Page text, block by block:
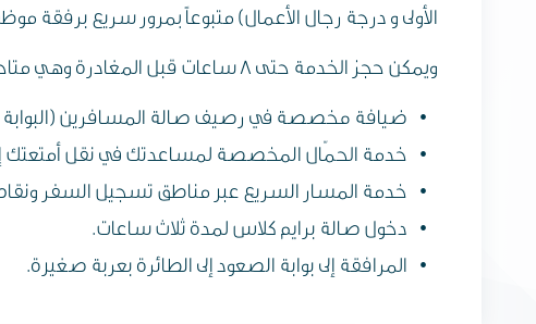
الأولى و درجة رجال الأعمال) متبوعاً بمرور سريع برفقة
ويمكن حجز الخدمة حتى 8 ساعات قبل المغادرة وهي متاحة بسعر 50 ريال عماني (130 دولارًا أمريكيًا) للبالغين و25 ريالًا عمانيًا (65 دولارًا أمريكيًا) للأطفال..
ضيافة مخصصة في رصيف صالة المسافرين (البوابة أ
خدمة الحمّال المخصصة لمساعدتك في نقل أمتعتك إلى
خدمة المسار السريع عبر مناطق تسجيل السفر ونقاط
دخول صالة برايم كلاس لمدة ثلاث ساعات.
المرافقة إلى بوابة الصعود إلى الطائرة بعربة صغيرة.